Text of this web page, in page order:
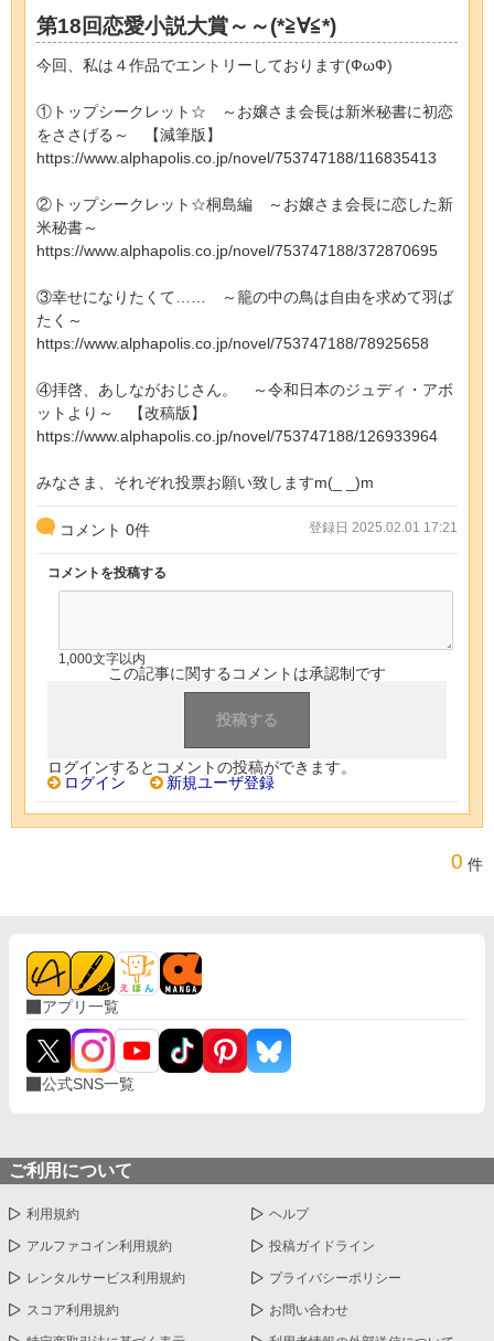
第18回恋愛小説大賞～～(*≧∀≦*)
今回、私は４作品でエントリーしております(ФωФ)
①トップシークレット☆ ～お嬢さま会長は新米秘書に初恋
をささげる～ 【減筆版】
https://www.alphapolis.co.jp/novel/753747188/116835413
②トップシークレット☆桐島編 ～お嬢さま会長に恋した新
米秘書～
https://www.alphapolis.co.jp/novel/753747188/372870695
③幸せになりたくて…… ～籠の中の鳥は自由を求めて羽ば
たく～
https://www.alphapolis.co.jp/novel/753747188/78925658
④拝啓、あしながおじさん。 ～令和日本のジュディ・アボ
ットより～ 【改稿版】
https://www.alphapolis.co.jp/novel/753747188/126933964
みなさま、それぞれ投票お願い致しますm(_ _)m
コメント 0件 登録日 2025.02.01 17:21
コメントを投稿する
1,000文字以内
この記事に関するコメントは承認制です
ログインするとコメントの投稿ができます。
ログイン
新規ユーザ登録
0 件
アプリ一覧
公式SNS一覧
ご利用について
利用規約 ヘルプ
アルファコイン利用規約 投稿ガイドライン
レンタルサービス利用規約 プライバシーポリシー
スコア利用規約 お問い合わせ